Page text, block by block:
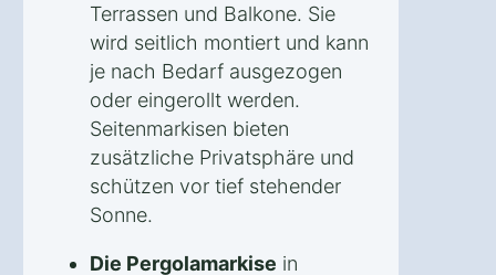
Terrassen und Balkone. Sie
wird seitlich montiert und kann
je nach Bedarf ausgezogen
oder eingerollt werden.
Seitenmarkisen bieten
zusätzliche Privatsphäre und
schützen vor tief stehender
Sonne.
Die Pergolamarkise in